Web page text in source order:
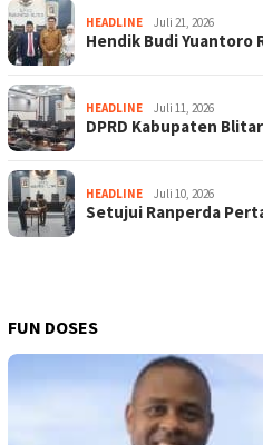
HEADLINE Juli 21, 2026
Hendik Budi Yuantoro
HEADLINE Juli 11, 2026
DPRD Kabupaten
HEADLINE Juli 10, 2026
Setujui Ranperda
FUN DOSES